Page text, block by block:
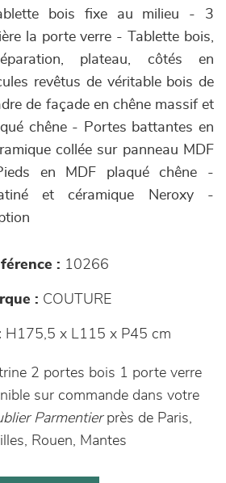
bois fixe au milieu - 3
la porte verre - Tablette bois,
plateau, côtés en
revêtus de véritable bois de
de façade en chêne massif et
chêne - Portes battantes en
collée sur panneau MDF
en MDF plaqué chêne -
et céramique Neroxy -
: 10266
: COUTURE
H175,5 x L115 x P45 cm
2 portes bois 1 porte verre
sur commande dans votre
Parmentierprès de Paris,
Rouen, Mantes